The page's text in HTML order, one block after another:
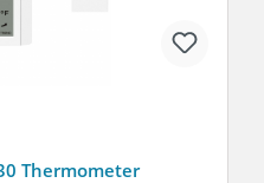
Thermometer